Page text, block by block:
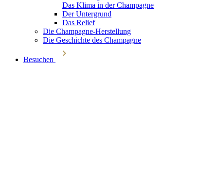
Das Klima in der Champagne
Der Untergrund
Das Relief
Die Champagne-Herstellung
Die Geschichte des Champagne
Besuchen